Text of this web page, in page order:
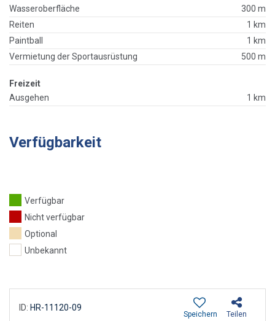
Wasseroberfläche
300 m
Reiten
1 km
Paintball
1 km
Vermietung der Sportausrüstung
500 m
Freizeit
Ausgehen
1 km
Verfügbarkeit
Verfügbar
Nicht verfügbar
Optional
Unbekannt
ID: HR-11120-09
Teilen
Speichern